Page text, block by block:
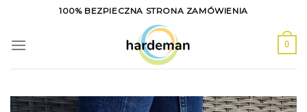
content
100% BEZPIECZNA STRONA ZAMÓWIENIA
0